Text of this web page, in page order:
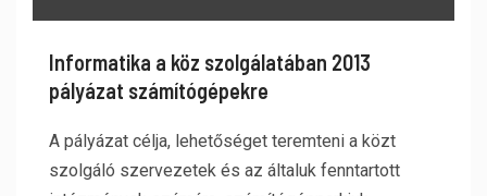
Informatika a köz szolgálatában 2013
pályázat számítógépekre
A pályázat célja, lehetőséget teremteni a közt
szolgáló szervezetek és az általuk fenntartott